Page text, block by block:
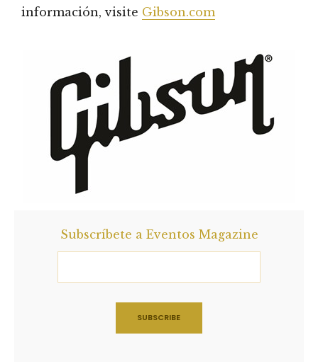
información, visite Gibson.com
Subscríbete a Eventos Magazine